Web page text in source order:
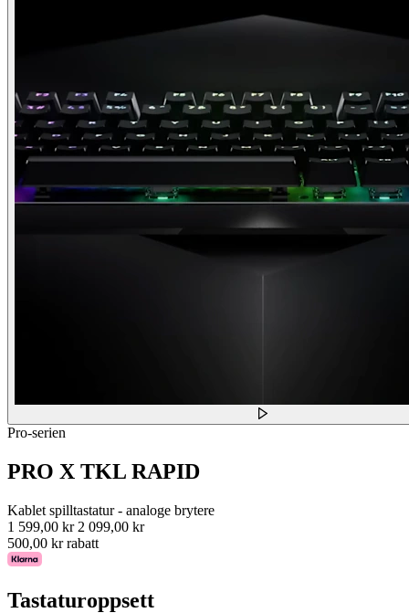
Pro-serien
PRO X TKL RAPID
Kablet spilltastatur - analoge brytere
1 599,00 kr 2 099,00 kr
500,00 kr rabatt
Tastaturoppsett